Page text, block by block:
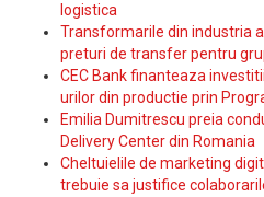
logistica
Transformarile din industria
preturi de transfer pentru
CEC Bank finanteaza
urilor din productie prin
Emilia Dumitrescu preia
Delivery Center din Romania
Cheltuielile de marketing
trebuie sa justifice